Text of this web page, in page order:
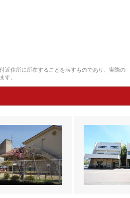
近住所に所在することを表すものであり、実際の
す。